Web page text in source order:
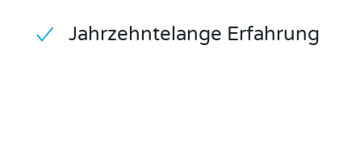
Jahrzehntelange Erfahrung